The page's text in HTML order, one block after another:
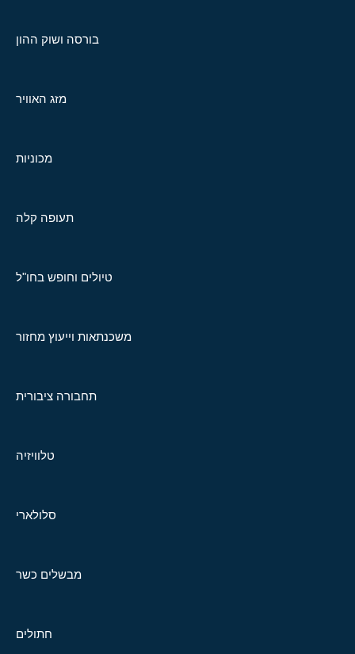
בורסה ושוק ההון
מזג האוויר
מכוניות
תעופה קלה
טיולים וחופש בחו"ל
משכנתאות וייעוץ מחזור
תחבורה ציבורית
טלוויזיה
סלולארי
מבשלים כשר
חתולים